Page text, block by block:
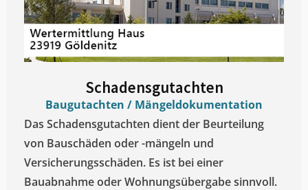
Schadensgutachten
Baugutachten / Mängeldokumentation
Das Schadensgutachten dient der Beurteilung
von Bauschäden oder -mängeln und
Versicherungsschäden. Es ist bei einer
Bauabnahme oder Wohnungsübergabe sinnvoll.